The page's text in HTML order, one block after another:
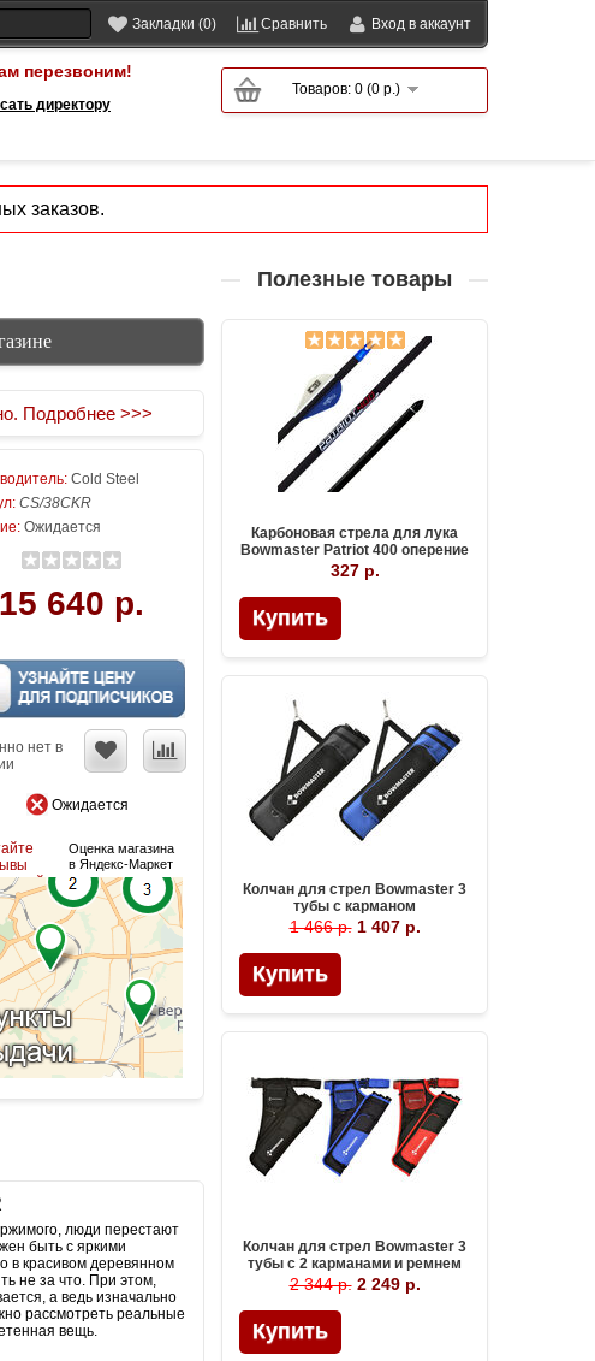
Закладки (0) Сравнить Вход в аккаунт
перезвоним!
директору
Товаров: 0 (0 р.)
заказов.
Полезные товары
Карбоновая стрела для лука
Bowmaster Patriot 400 оперение
2'' Blazer
327 р.
Купить
Колчан для стрел Bowmaster 3
тубы с карманом
1 466 р. 1 407 р.
Купить
Колчан для стрел Bowmaster 3
тубы с 2 карманами и ремнем
2 344 р. 2 249 р.
Купить
Подробнее >>>
Cold Steel
CS/38CKR
Ожидается
15 640 р.
нет в
Ожидается
Оценка магазина
в Яндекс-Маркет
люди перестают
быть с яркими
в красивом деревянном
не за что. При этом,
а ведь изначально
рассмотреть реальные
вещь.